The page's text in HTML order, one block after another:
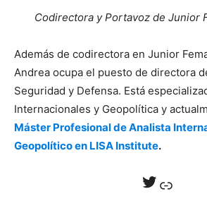
Codirectora y Portavoz de Junior
Además de codirectora en Junior
Andrea ocupa el puesto de directora
Seguridad y Defensa. Está
Internacionales y Geopolítica y
Máster Profesional de Analista
Geopolítico en LISA Institute.
Twitter
Enlace